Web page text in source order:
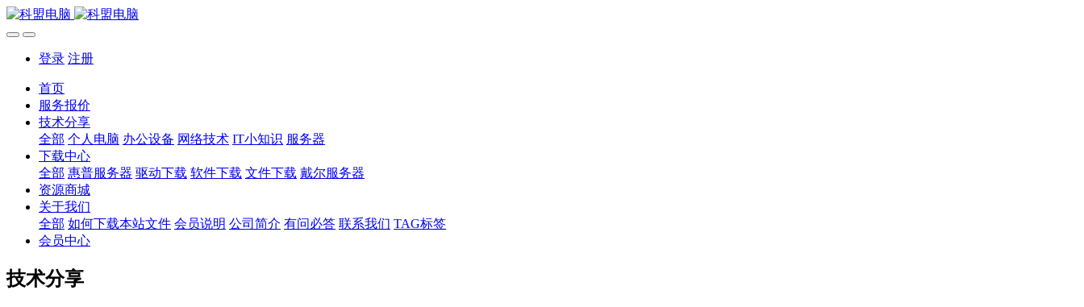
登录 注册
首页
服务报价
技术分享
全部 个人电脑 办公设备 网络技术 IT小知识 服务器
下载中心
全部 惠普服务器 驱动下载 软件下载 文件下载 戴尔服务器
资源商城
关于我们
全部 如何下载本站文件 会员说明 公司简介 有问必答 联系我们 TAG标签
会员中心
技术分享